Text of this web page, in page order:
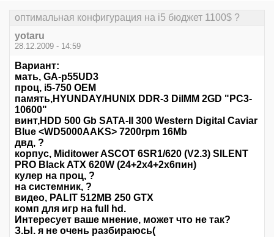
оптимальная конфигурация на i5 бюджет 1100$ ?
yotaru
28.12.2009 - 14:59
Bариант:
мать, GA-p55UD3
проц, i5-750 OEM
память,HYUNDAY/HUNIX DDR-3 DiIMM 2GD "PC3-
10600"
винт,HDD 500 Gb SATA-II 300 Western Digital Caviar
Blue <WD5000AAKS> 7200rpm 16Mb
двд, ?
корпус, Miditower ASCOT 6SR1/620 (V2.3) SILENT
PRO Black ATX 620W (24+2x4+2x6пин)
кулер на проц, ?
на системник, ?
видео, PALIT 512MB 250 GTX
комп для игр на full hd.
Интересует ваше мнение, может что не так?
З.Ы. я не очень разбираюсь(